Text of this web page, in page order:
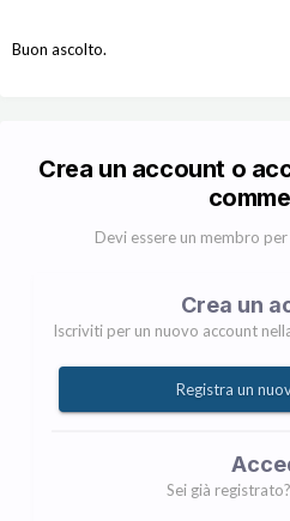
Buon ascolto.
Crea un account o
Devi essere un membro
Crea un
Iscriviti per un nuovo account
Registra un
Sei già